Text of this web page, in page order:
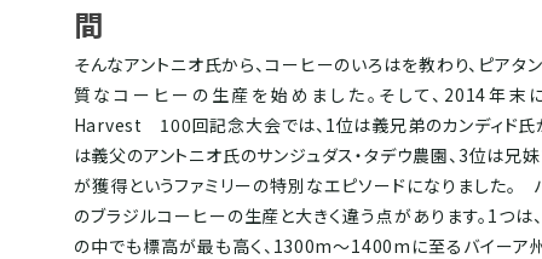
間
そんなアントニオ氏から、コーヒーのいろはを教わり、ピア
質なコーヒーの生産を始めました。そして、2014年
Harvest 100回記念大会では、1位は義兄弟のカンディド氏
は義父のアントニオ氏のサンジュダス・タデウ農園、3位は兄
が獲得というファミリーの特別なエピソードになりました。
のブラジルコーヒーの生産と大きく違う点があります。1つ
の中でも標高が最も高く、1300m〜1400mに至るバイーア